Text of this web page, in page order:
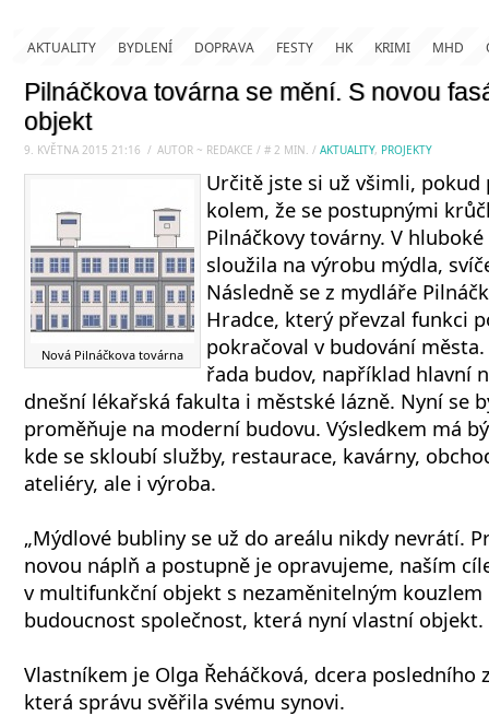
AKTUALITY BYDLENÍ DOPRAVA FESTY HK KRIMI MHD
Pilnáčkova továrna se mění. S novou
objekt
9. KVĚTNA 2015 21:16 / AUTOR ~ REDAKCE / # 2 MIN. / AKTUALITY, PROJEKTY
Nová Pilnáčkova továrna
Určitě jste si už všimli,
kolem, že se postupnými
Pilnáčkovy továrny. V
sloužila na výrobu mýdla,
Následně se z mydláře
Hradce, který převzal funkci
pokračoval v budování
řada budov, například hlavní
dnešní lékařská fakulta i městské lázně. Nyní se
proměňuje na moderní budovu. Výsledkem má
kde se skloubí služby, restaurace, kavárny,
ateliéry, ale i výroba.
„Mýdlové bubliny se už do areálu nikdy nevrátí.
novou náplň a postupně je opravujeme, naším
v multifunkční objekt s nezaměnitelným kouzlem
budoucnost společnost, která nyní vlastní objekt.
Vlastníkem je Olga Řeháčková, dcera posledního
která správu svěřila svému synovi.